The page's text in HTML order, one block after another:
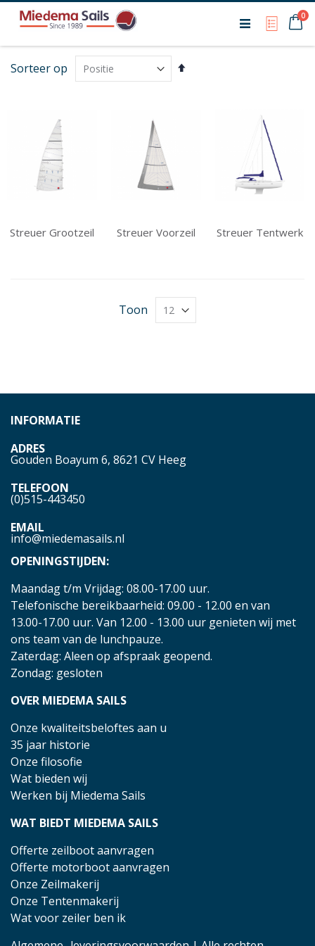
My0
Sorteer op
Van
Streuer Grootzeil Streuer Voorzeil Streuer Tentwerk
Toon
INFORMATIE
ADRES
Gouden Boayum 6, 8621 CV Heeg
TELEFOON
(0)515-443450
EMAIL
info@miedemasails.nl
OPENINGSTIJDEN:
Maandag t/m Vrijdag: 08.00-17.00 uur.
Telefonische bereikbaarheid: 09.00 - 12.00 en van
13.00-17.00 uur. Van 12.00 - 13.00 uur genieten wij met
ons team van de lunchpauze.
Zaterdag: Aleen op afspraak geopend.
Zondag: gesloten
OVER MIEDEMA SAILS
Onze kwaliteitsbeloftes aan u
35 jaar historie
Onze filosofie
Wat bieden wij
Werken bij Miedema Sails
WAT BIEDT MIEDEMA SAILS
Offerte zeilboot aanvragen
Offerte motorboot aanvragen
Onze Zeilmakerij
Onze Tentenmakerij
Wat voor zeiler ben ik